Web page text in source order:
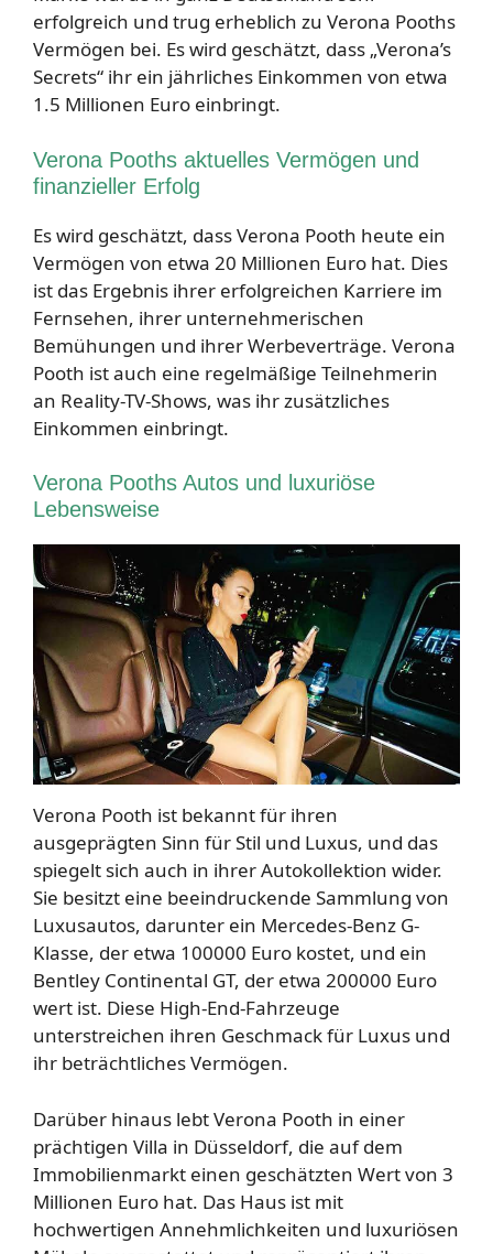
erfolgreich und trug erheblich zu Verona Pooths
Vermögen bei. Es wird geschätzt, dass „Verona’s
Secrets“ ihr ein jährliches Einkommen von etwa
1.5 Millionen Euro einbringt.
Verona Pooths aktuelles Vermögen und
finanzieller Erfolg
Es wird geschätzt, dass Verona Pooth heute ein
Vermögen von etwa 20 Millionen Euro hat. Dies
ist das Ergebnis ihrer erfolgreichen Karriere im
Fernsehen, ihrer unternehmerischen
Bemühungen und ihrer Werbeverträge. Verona
Pooth ist auch eine regelmäßige Teilnehmerin
an Reality-TV-Shows, was ihr zusätzliches
Einkommen einbringt.
Verona Pooths Autos und luxuriöse
Lebensweise
Verona Pooth ist bekannt für ihren
ausgeprägten Sinn für Stil und Luxus, und das
spiegelt sich auch in ihrer Autokollektion wider.
Sie besitzt eine beeindruckende Sammlung von
Luxusautos, darunter ein Mercedes-Benz G-
Klasse, der etwa 100000 Euro kostet, und ein
Bentley Continental GT, der etwa 200000 Euro
wert ist. Diese High-End-Fahrzeuge
unterstreichen ihren Geschmack für Luxus und
ihr beträchtliches Vermögen.
Darüber hinaus lebt Verona Pooth in einer
prächtigen Villa in Düsseldorf, die auf dem
Immobilienmarkt einen geschätzten Wert von 3
Millionen Euro hat. Das Haus ist mit
hochwertigen Annehmlichkeiten und luxuriösen